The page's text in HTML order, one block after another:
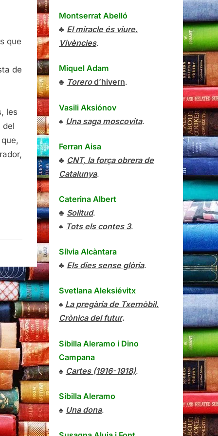
que
de
les
del
Montserrat Abelló
♣ El miracle és viure.
Vivències.
Miquel Adam
♣ Torerod’hivern.
Vasili Aksiónov
♠ Una saga moscovita.
Ferran Aisa
♣ CNT, la força obrera de
Catalunya.
Caterina Albert
♣ Solitud.
♠ Tots els contes 3.
Sílvia Alcàntara
♣ Els dies sense glòria.
Svetlana Aleksiévitx
♠ La pregària de Txernòbil.
Crònica del futur.
Sibilla Aleramo i Dino
Campana
♠ Cartes (1916-1918).
Sibilla Aleramo
♠ Una dona.